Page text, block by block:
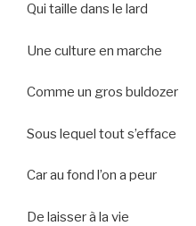
Qui taille dans le lard
Une culture en marche
Comme un gros buldozer
Sous lequel tout s’efface
Car au fond l’on a peur
De laisser à la vie